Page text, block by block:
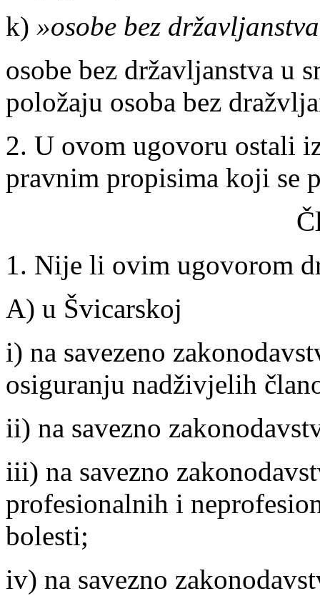
k) »osobe bez
osobe bez državljanstva u
položaju osoba bez
2. U ovom ugovoru ostali
pravnim propisima koji se
1. Nije li ovim ugovorom
A) u Švicarskoj
i) na savezeno
osiguranju nadživjelih
ii) na savezno
iii) na savezno
profesionalnih i
bolesti;
iv) na savezno